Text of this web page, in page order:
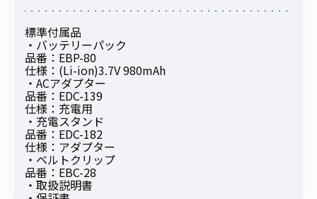
標準付属品
・バッテリーパック
品番：EBP-80
仕様：(Li-ion)3.7V 980mAh
・ACアダプター
品番：EDC-139
仕様：充電用
・充電スタンド
品番：EDC-182
仕様：アダプター
・ベルトクリップ
品番：EBC-28
・取扱説明書